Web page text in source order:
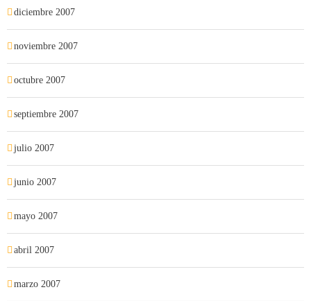
diciembre 2007
noviembre 2007
octubre 2007
septiembre 2007
julio 2007
junio 2007
mayo 2007
abril 2007
marzo 2007